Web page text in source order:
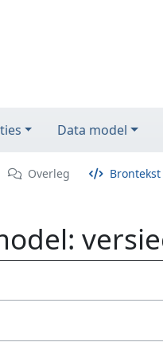
Data model
Overleg